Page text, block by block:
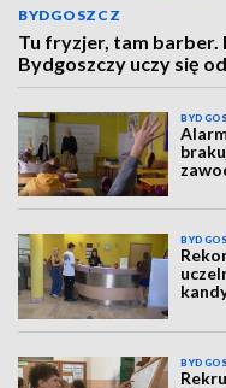
BYDGOSZCZ
Tu fryzjer, tam barber.
Bydgoszczy uczy się